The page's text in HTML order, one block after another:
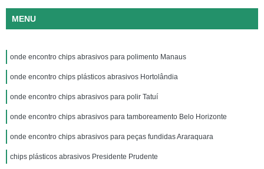
MENU
onde encontro chips abrasivos para polimento Manaus
onde encontro chips plásticos abrasivos Hortolândia
onde encontro chips abrasivos para polir Tatuí
onde encontro chips abrasivos para tamboreamento Belo Horizonte
onde encontro chips abrasivos para peças fundidas Araraquara
chips plásticos abrasivos Presidente Prudente